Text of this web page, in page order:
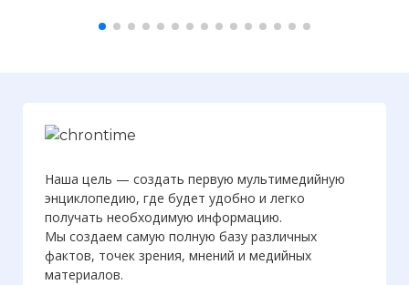
Наша цель — создать первую мультимедийную
энциклопедию, где будет удобно и легко
получать необходимую информацию.
Мы создаем самую полную базу различных
фактов, точек зрения, мнений и медийных
материалов.